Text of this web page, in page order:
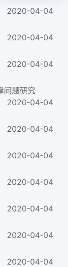
2020-04-04
2020-04-04
2020-04-04
问题研究
2020-04-04
2020-04-04
2020-04-04
2020-04-04
2020-04-04
2020-04-04
2020-04-04